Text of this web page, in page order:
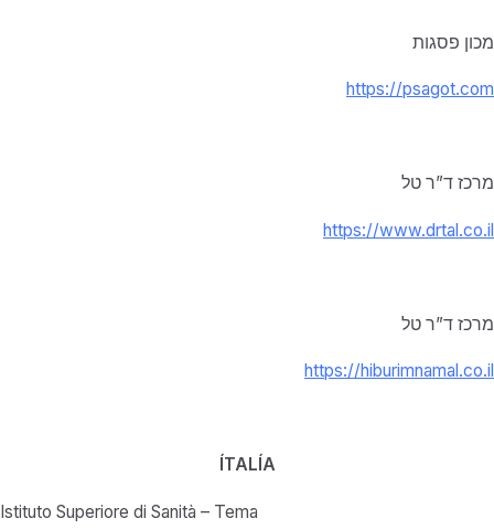
מכון פסגות
https://psagot.com
מרכז ד”ר טל
https://www.drtal.co.il
מרכז ד”ר טל
https://hiburimnamal.co.il
ÍTALÍA
Istituto Superiore di Sanità – Tema